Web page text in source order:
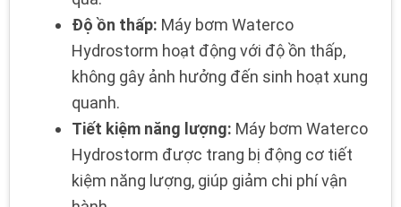
Độ ồn thấp: Máy bơm Waterco
Hydrostorm hoạt động với độ ồn thấp,
không gây ảnh hưởng đến sinh hoạt xung
quanh.
Tiết kiệm năng lượng: Máy bơm Waterco
Hydrostorm được trang bị động cơ tiết
kiệm năng lượng, giúp giảm chi phí vận